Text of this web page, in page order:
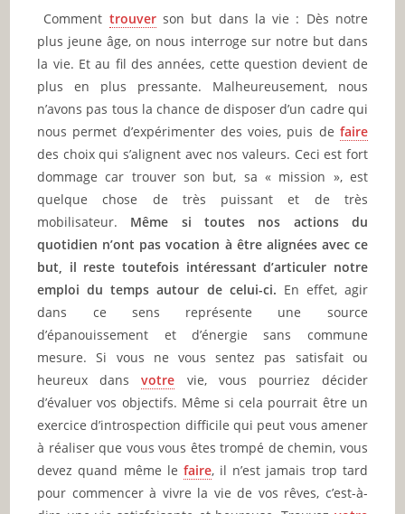
✨ Nouveau sur JeunInfo ?
Articles recommandés
Partager l'amour
Comment trouverson but dans la vie : Dès notre
plus jeune âge, on nous interroge sur notre but dans
la vie. Et au fil des années, cette question devient de
plus en plus pressante. Malheureusement, nous
n’avons pas tous la chance de disposer d’un cadre qui
nous permet d’expérimenter des voies, puis de faire
des choix qui s’alignent avec nos valeurs. Ceci est fort
dommage car trouver son but, sa « mission », est
quelque chose de très puissant et de très
mobilisateur. Même si toutes nos actions du
quotidien n’ont pas vocation à être alignées avec ce
but, il reste toutefois intéressant d’articuler notre
emploi du temps autour de celui-ci. En effet, agir
dans ce sens représente une source
d’épanouissement et d’énergie sans commune
mesure. Si vous ne vous sentez pas satisfait ou
heureux dansvotre vie, vous pourriez décider
d’évaluer vos objectifs. Même si cela pourrait être un
exercice d’introspection difficile qui peut vous amener
à réaliser que vous vous êtes trompé de chemin, vous
devez quand même le faire, il n’est jamais trop tard
pour commencer à vivre la vie de vos rêves, c’est-à-